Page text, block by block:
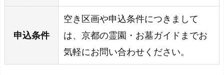
申込条件
空き区画や申込条件につきまして
は、京都の霊園・お墓ガイドまでお
気軽にお問い合わせください。